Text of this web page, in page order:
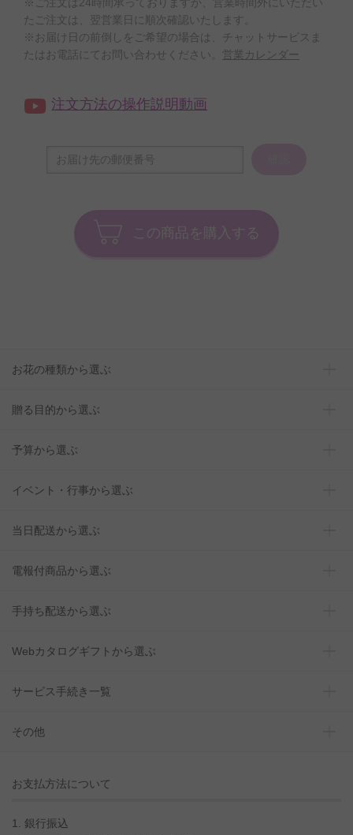
※ご注文は24時間承っておりますが、営業時間外にいただい
たご注文は、翌営業日に順次確認いたします。
※お届け日の前倒しをご希望の場合は、チャットサービスま
たはお電話にてお問い合わせください。
営業カレンダー
注文方法の操作説明動画
この商品を購入する
お花の種類から選ぶ
贈る目的から選ぶ
予算から選ぶ
イベント・行事から選ぶ
当日配送から選ぶ
電報付商品から選ぶ
手持ち配送から選ぶ
Webカタログギフトから選ぶ
サービス手続き一覧
その他
お支払方法について
1. 銀行振込